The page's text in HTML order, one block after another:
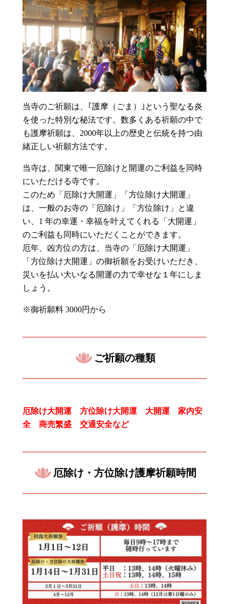
当寺のご祈願は、｢護摩（ごま）｣という聖なる炎
を使った特別な秘法です。数多くある祈願の中で
も護摩祈願は、2000年以上の歴史と伝統を持つ由
緒正しい祈願方法です。
当寺は、関東で唯一厄除けと開運のご利益を同時
にいただける寺です。
このため「厄除け大開運」「方位除け大開運」
は、一般のお寺の「厄除け」「方位除け」と違
い、1 年の幸運・幸福を叶えてくれる「大開運」
のご利益も同時にいただくことができます。
厄年、凶方位の方は、当寺の「厄除け大開運」
「方位除け大開運」の御祈願をお受けいただき、
災いを払い大いなる開運の力で幸せな１年にしま
しょう。
※御祈願料 3000円から
ご祈願の種類
厄除け大開運 方位除け大開運 大開運 家内安
全 商売繁盛 交通安全など
厄除け・方位除け護摩祈願時間